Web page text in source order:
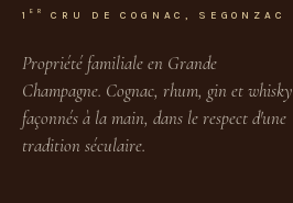
1 ER CRU DE COGNAC, SEGONZAC
Propriété familiale en Grande
Champagne. Cognac, rhum, gin et whisky
façonnés à la main, dans le respect d'une
tradition séculaire.